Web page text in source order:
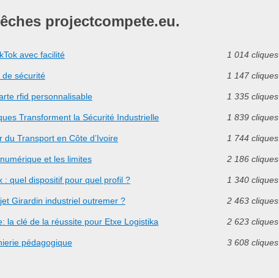
projectcompete.eu.
avec facilité 1 014 cliques
de sécurité 1 147 cliques
rfid personnalisable 1 335 cliques
Transforment la Sécurité Industrielle 1 839 cliques
du Transport en Côte d’Ivoire 1 744 cliques
et les limites 2 186 cliques
: quel dispositif pour quel profil ? 1 340 cliques
Girardin industriel outremer ? 2 463 cliques
la clé de la réussite pour Etxe Logistika 2 623 cliques
pédagogique 3 608 cliques